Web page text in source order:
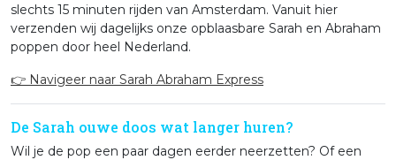
slechts 15 minuten rijden van Amsterdam. Vanuit hier
verzenden wij dagelijks onze opblaasbare Sarah en Abraham
poppen door heel Nederland.
👉 Navigeer naar Sarah Abraham Express
De Sarah ouwe doos wat langer huren?
Wil je de pop een paar dagen eerder neerzetten? Of een